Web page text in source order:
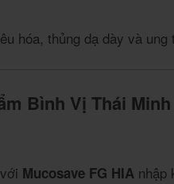
hóa, thủng dạ dày và
Bình Vị Thái Minh
Mucosave FG HIA nhập